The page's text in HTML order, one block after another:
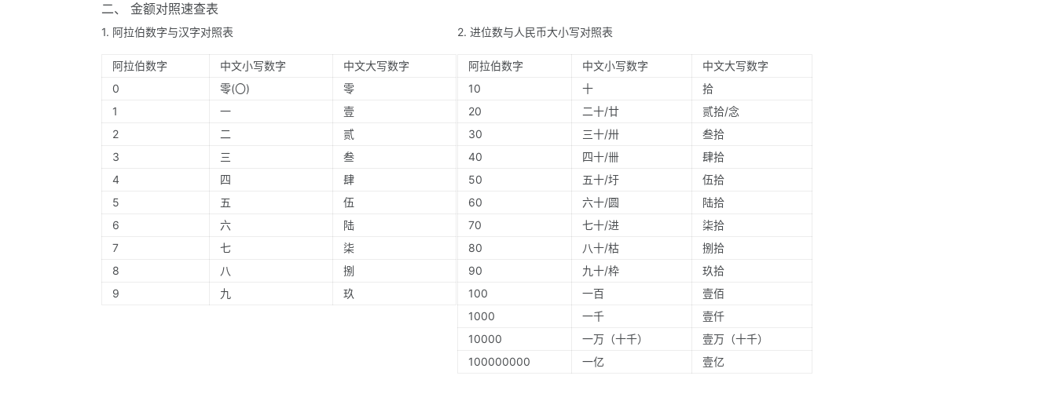
二、 金额对照速查表
1. 阿拉伯数字与汉字对照表
阿拉伯数字 中文小写数字
中文大写数字
0
零(〇)
零
1
一
壹
2
二
贰
3
三
叁
4
四
肆
5
五
伍
6
六
陆
7
七
柒
8
八
捌
9
九 玖
2. 进位数与人民币大小写对照表
阿拉伯数字 中文小写数字
中文大写数字
10
十
拾
20
二十/廿
贰拾/念
30
三十/卅
叁拾
40
四十/卌
肆拾
50
五十/圩
伍拾
60
六十/圆
陆拾
70
七十/进
柒拾
80
八十/枯
捌拾
90
九十/枠
玖拾
100
一百
壹佰
1000
一千
壹仟
10000
一万（十千）
壹万（十千）
100000000
一亿 壹亿